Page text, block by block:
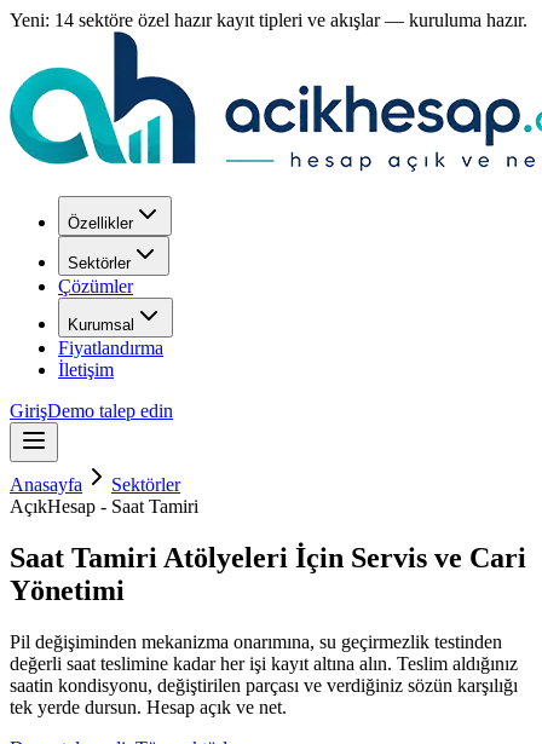
Yeni: 14 sektöre özel hazır kayıt tipleri ve akışlar — kuruluma hazır.
Özellikler
Sektörler
Çözümler
Kurumsal
Fiyatlandırma
İletişim
GirişDemo talep edin
Anasayfa
Sektörler
AçıkHesap - Saat Tamiri
Saat Tamiri Atölyeleri İçin Servis ve Cari
Yönetimi
Pil değişiminden mekanizma onarımına, su geçirmezlik testinden
değerli saat teslimine kadar her işi kayıt altına alın. Teslim aldığınız
saatin kondisyonu, değiştirilen parçası ve verdiğiniz sözün karşılığı
tek yerde dursun. Hesap açık ve net.